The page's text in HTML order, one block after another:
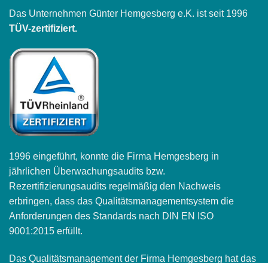
Das Unternehmen Günter Hemgesberg e.K. ist seit 1996
TÜV-zertifiziert.
1996 eingeführt, konnte die Firma Hemgesberg in
jährlichen Überwachungsaudits bzw.
Rezertifizierungsaudits regelmäßig den Nachweis
erbringen, dass das Qualitätsmanagementsystem die
Anforderungen des Standards nach DIN EN ISO
9001:2015 erfüllt.
Das Qualitätsmanagement der Firma Hemgesberg hat das